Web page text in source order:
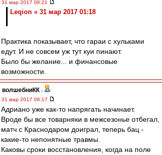
31 мар 2017 08:21
Leqion » 31 мар 2017 01:18
Практика показывает, что гараи с хульками
едут. И не совсем уж тут куи пинают.
Было бы желание... и финансовые
возможности.
волшебниКК -
31 мар 2017 08:17
Адриано уже как-то напрягать начинает.
Вроде бы все товарняки в межсезонье отбегал,
матч с Краснодаром доиграл, теперь бац -
какие-то непонятные травмы.
Каковы сроки восстановления, когда на поле